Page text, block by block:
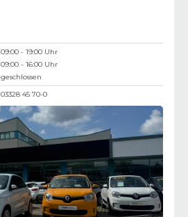
09:00 - 19:00 Uhr
09:00 - 16:00 Uhr
geschlossen
03328 45 70-0